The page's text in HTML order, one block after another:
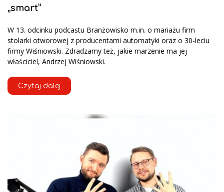
„smart”
W 13. odcinku podcastu Branżowisko m.in. o mariażu firm
stolarki otworowej z producentami automatyki oraz o 30-leciu
firmy Wiśniowski. Zdradzamy też, jakie marzenie ma jej
właściciel, Andrzej Wiśniowski.
Czytaj dalej